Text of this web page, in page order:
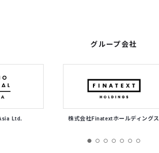
グループ会社
Ltd. 株式会社Finatextホールディングス